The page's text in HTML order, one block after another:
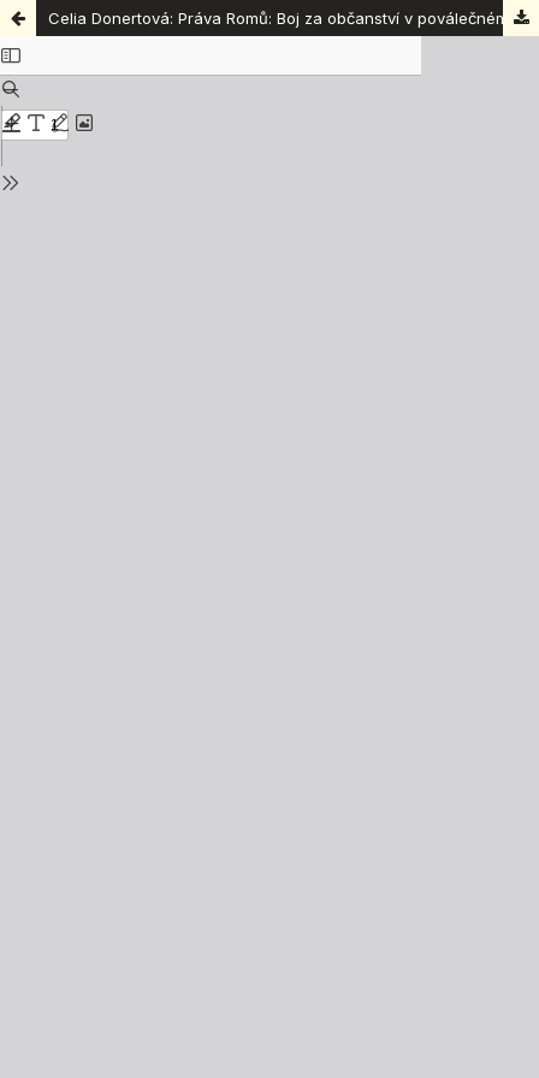
Celia Donertová: Práva Romů: Boj za občanství v poválečném Československu